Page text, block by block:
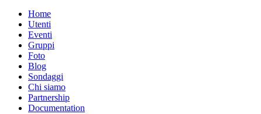
Home
Utenti
Eventi
Gruppi
Foto
Blog
Sondaggi
Chi siamo
Partnership
Documentation